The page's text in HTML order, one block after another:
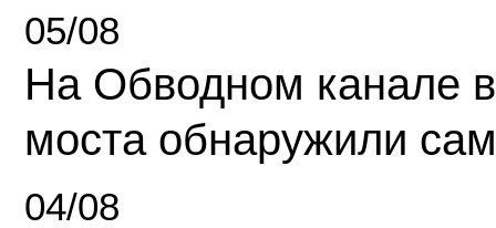
05/08
На Обводном канале
моста обнаружили
04/08